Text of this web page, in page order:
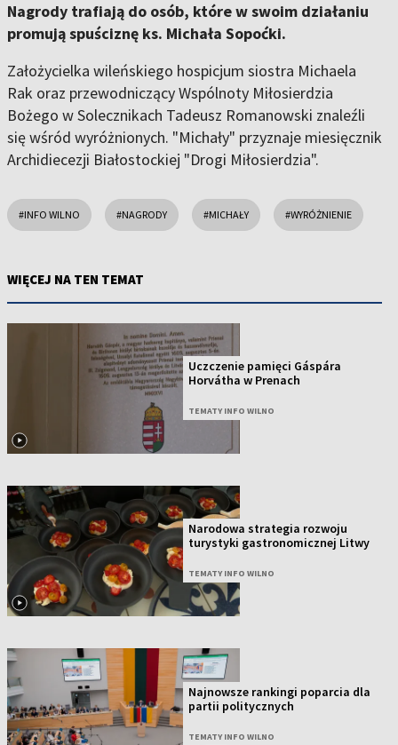
Nagrody trafiają do osób, które w swoim działaniu
promują spuściznę ks. Michała Sopoćki.
Założycielka wileńskiego hospicjum siostra Michaela
Rak oraz przewodniczący Wspólnoty Miłosierdzia
Bożego w Solecznikach Tadeusz Romanowski znaleźli
się wśród wyróżnionych. "Michały" przyznaje miesięcznik
Archidiecezji Białostockiej "Drogi Miłosierdzia".
#INFO WILNO #NAGRODY #MICHAŁY #WYRÓŻNIENIE
WIĘCEJ NA TEN TEMAT
Uczczenie pamięci Gáspára
Horvátha w Prenach
TEMATY INFO WILNO
Narodowa strategia rozwoju
turystyki gastronomicznej Litwy
TEMATY INFO WILNO
Najnowsze rankingi poparcia dla
partii politycznych
TEMATY INFO WILNO